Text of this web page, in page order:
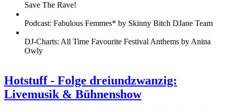
Save The Rave!
Podcast: Fabulous Femmes* by Skinny Bitch DJane Team
DJ-Charts: All Time Favourite Festival Anthems by Anina
Owly
Hotstuff - Folge dreiundzwanzig:
Livemusik & Bühnenshow